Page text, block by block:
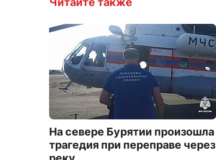
На севере Бурятии произошла
трагедия при переправе через